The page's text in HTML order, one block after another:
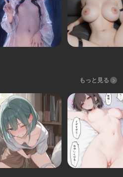
もっと見る